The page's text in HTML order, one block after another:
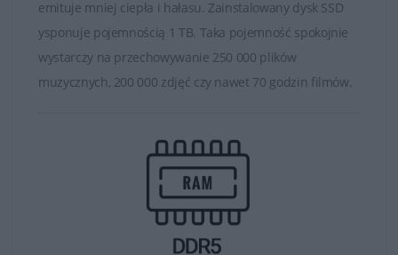
dla najbardziej wymagających profesjonalnych aplikacji.
Certfikat ISV umożliwia sprawną i komfortową pracę z
wymagającymi profesjonalnymi programami, takimi jak
aplikacje do projektowania wspomaganego
bądź projektowania stron WWW.
emituje mniej ciepła i hałasu. Zainstalowany dysk SSD
ysponuje pojemnością 1 TB. Taka pojemność spokojnie
wystarczy na przechowywanie 250 000 plików
muzycznych, 200 000 zdjęć czy nawet 70 godzin filmów.